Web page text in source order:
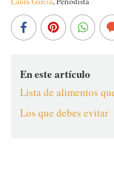
En este artículo
Lista de alimentos
Los que debes evitar